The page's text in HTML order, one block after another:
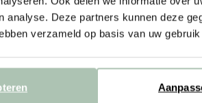
analyse. Deze partners kunnen deze
verzameld op basis van uw